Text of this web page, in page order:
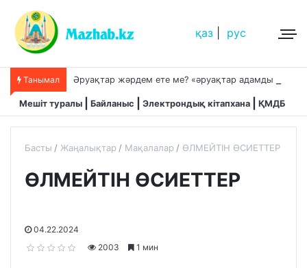
қаз рус
Танымал
Мешіт туралы Байланыс Электрондық кітапхана ҚМДБ
Басты Жаңалықтар Мақалалар ӨЛМЕЙТІН ӨСИЕТТЕР
ӨЛМЕЙТІН ӨСИЕТТЕР
04.22.2024
2003
1 мин